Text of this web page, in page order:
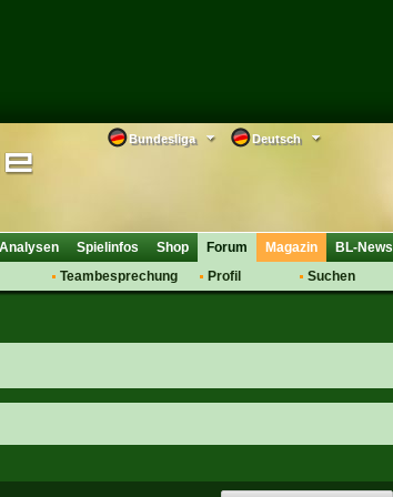
Deutsch
Bundesliga
Analysen Spielinfos Shop
Forum
Teambesprechung
Saisonübergang
Profil
Suchen
Magazin BL-News